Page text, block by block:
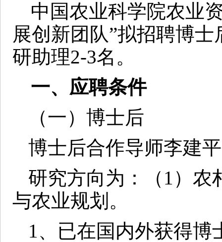
中国农业科学院农业
展创新团队”拟招聘博
研助理2-3名。
一、应聘条件
（一）博士后
博士后合作导师李建
研究方向为：（1）农
与农业规划。
1、已在国内外获得博